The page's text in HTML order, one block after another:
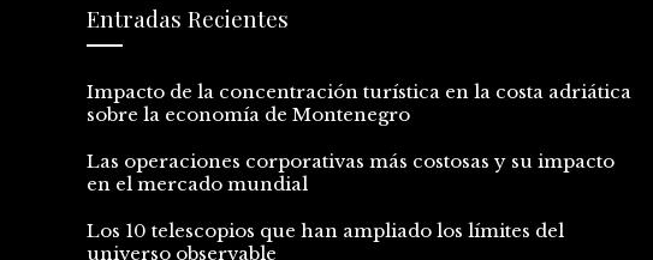
Entradas Recientes
Impacto de la concentración turística en la costa adriática
sobre la economía de Montenegro
Las operaciones corporativas más costosas y su impacto
en el mercado mundial
Los 10 telescopios que han ampliado los límites del
universo observable